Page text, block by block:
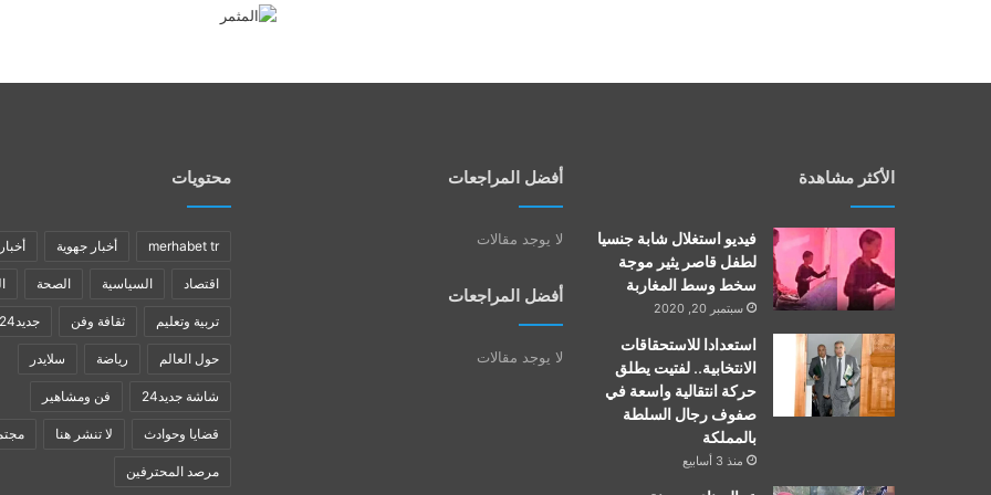
الأكثر مشاهدة
فيديو استغلال شابة جنسيا
لطفل قاصر يثير موجة
سخط وسط المغاربة
سبتمبر 20, 2020
استعدادا للاستحقاقات
الانتخابية.. لفتيت يطلق
حركة انتقالية واسعة في
صفوف رجال السلطة
بالمملكة
منذ 3 أسابيع
أفضل المراجعات
لا يوجد مقالات
أفضل المراجعات
لا يوجد مقالات
محتويات
merhabet tr أخبار جهوية
اقتصاد السياسية الصحة
تربية وتعليم ثقافة وفن جديد24
حول العالم رياضة سلايدر
شاشة جديد24 فن ومشاهير
قضايا وحوادث لا تنشر هنا
مرصد المحترفين